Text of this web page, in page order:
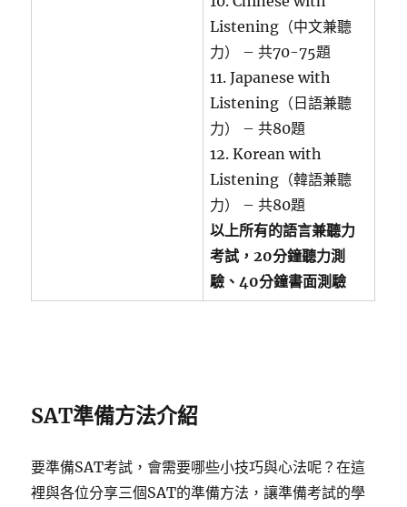
Listening（中文兼聽
力） – 共70-75題
11. Japanese with
Listening（日語兼聽
力） – 共80題
12. Korean with
Listening（韓語兼聽
力） – 共80題
以上所有的語言兼聽力
考試，20分鐘聽力測
驗、40分鐘書面測驗
SAT準備方法介紹
要準備SAT考試，會需要哪些小技巧與心法呢？在這
裡與各位分享三個SAT的準備方法，讓準備考試的學